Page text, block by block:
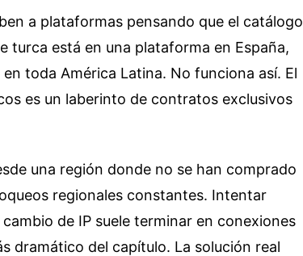
a plataformas pensando que el catálogo
turca está en una plataforma en España,
toda América Latina. No funciona así. El
es un laberinto de contratos exclusivos
una región donde no se han comprado
regionales constantes. Intentar
de IP suele terminar en conexiones
dramático del capítulo. La solución real